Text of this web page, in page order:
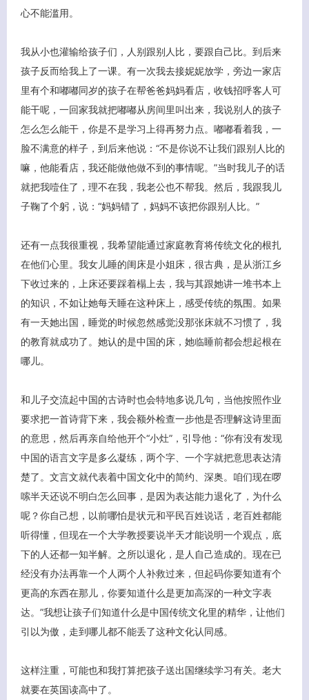
心不能滥用。
我从小也灌输给孩子们，人别跟别人比，要跟自己比。到后来
孩子反而给我上了一课。有一次我去接妮妮放学，旁边一家店
里有个和嘟嘟同岁的孩子在帮爸爸妈妈看店，收钱招呼客人可
能干呢，一回家我就把嘟嘟从房间里叫出来，我说别人的孩子
怎么怎么能干，你是不是学习上得再努力点。嘟嘟看着我，一
脸不满意的样子，到后来他说：“不是你说不让我们跟别人比的
嘛，他能看店，我还能做他做不到的事情呢。”当时我儿子的话
就把我噎住了，理不在我，我老公也不帮我。然后，我跟我儿
子鞠了个躬，说：“妈妈错了，妈妈不该把你跟别人比。”
还有一点我很重视，我希望能通过家庭教育将传统文化的根扎
在他们心里。我女儿睡的闺床是小姐床，很古典，是从浙江乡
下收过来的，上床还要踩着榻上去，我与其跟她讲一堆书本上
的知识，不如让她每天睡在这种床上，感受传统的氛围。如果
有一天她出国，睡觉的时候忽然感觉没那张床就不习惯了，我
的教育就成功了。她认的是中国的床，她临睡前都会想起根在
哪儿。
和儿子交流起中国的古诗时也会特地多说几句，当他按照作业
要求把一首诗背下来，我会额外检查一步他是否理解这诗里面
的意思，然后再亲自给他开个“小灶”，引导他：“你有没有发现
中国的语言文字是多么凝练，两个字、一个字就把意思表达清
楚了。文言文就代表着中国文化中的简约、深奥。咱们现在啰
嗦半天还说不明白怎么回事，是因为表达能力退化了，为什么
呢？你自己想，以前哪怕是状元和平民百姓说话，老百姓都能
听得懂，但现在一个大学教授要说半天才能说明一个观点，底
下的人还都一知半解。之所以退化，是人自己造成的。现在已
经没有办法再靠一个人两个人补救过来，但起码你要知道有个
更高的东西在那儿，你要知道什么是更加高深的一种文字表
达。”我想让孩子们知道什么是中国传统文化里的精华，让他们
引以为傲，走到哪儿都不能丢了这种文化认同感。
这样注重，可能也和我打算把孩子送出国继续学习有关。老大
就要在英国读高中了。
关闭弹窗